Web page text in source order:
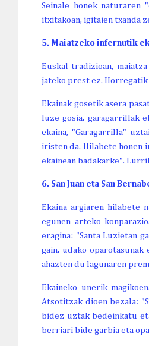
Seinale honek naturaren
itxitakoan, igitaien txanda
5. Maiatzeko infernutik
Euskal tradizioan,
jateko prest ez.
Ekainak gosetik asera
luze gosia, garagarrillak
ekaina, "Garagarrilla"
iristen da. Hilabete honen
ekainean badakarke".
6. San Juan eta San
Ekaina argiaren hilabete
egunen arteko
eragina: "Santa Luzietan
gain, udako oparotasunak
ahazten du lagunaren
Ekaineko unerik
Atsotitzak dioen bezala:
bidez uztak bedeinkatu
berriari bide garbia eta